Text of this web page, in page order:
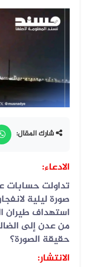
شارك المقال:
الادعاء:
تداولت حسابات
صورة ليلية
استهداف طيران
من عدن إلى
حقيقة الصورة؟
الانتشار: